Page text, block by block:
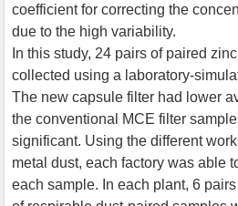
coefficient for correcting the
due to the high variability.
In this study, 24 pairs of paired
collected using a laboratory-
The new capsule filter had lower
the conventional MCE filter
significant. Using the different
metal dust, each factory was able
each sample. In each plant, 6